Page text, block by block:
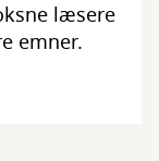
læsere
emner.